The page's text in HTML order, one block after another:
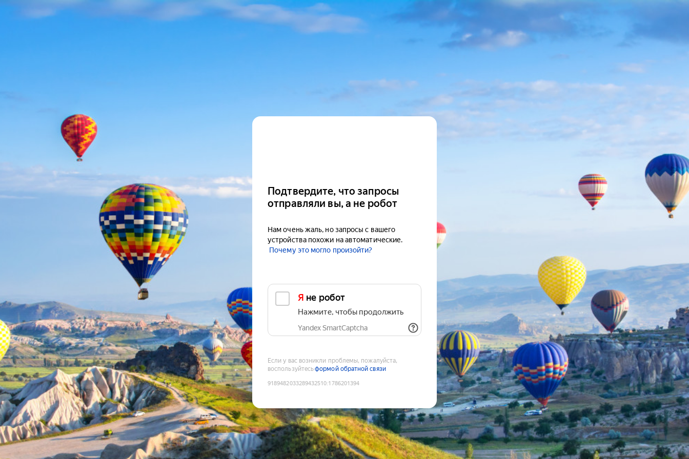
Подтвердите, что запросы
отправляли вы, а не робот
Нам очень жаль, но запросы с вашего
устройства похожи на автоматические.
Почему это могло произойти?
Я не робот
Нажмите, чтобы продолжить
Yandex SmartCaptcha
Если у вас возникли проблемы, пожалуйста,
воспользуйтесьформой обратной связи
9189482033289432510:1786201394